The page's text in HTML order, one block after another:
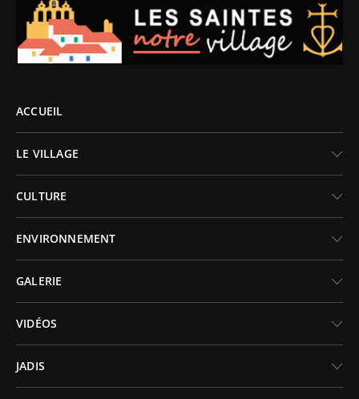
ACCUEIL
LE VILLAGE
CULTURE
ENVIRONNEMENT
GALERIE
VIDÉOS
JADIS